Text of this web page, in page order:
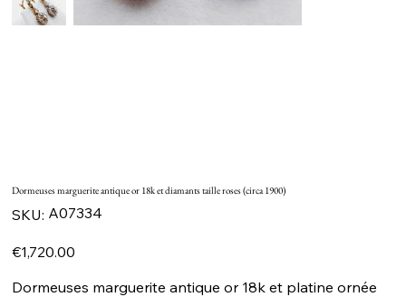
Dormeuses marguerite antique or 18k et diamants taille roses (circa 1900)
SKU:
SKU
A07334
A07334
€1,720.00
Dormeuses marguerite antique or 18k et platine ornée